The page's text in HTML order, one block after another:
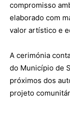
compromisso
elaborado com
valor artístico e
A cerimónia
do Município de
próximos dos
projeto